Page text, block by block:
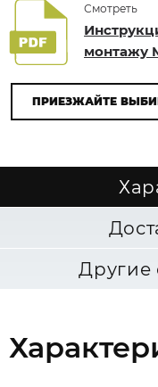
Смотреть
монтажу
ПРИЕЗЖАЙТЕ
Другие